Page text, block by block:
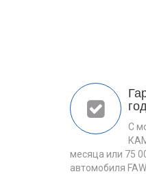
С
месяца или 75
автомобиля